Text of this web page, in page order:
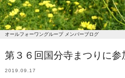
オールフォーワングループ メンバーブログ
第３６回国分寺まつりに参
2019.09.17